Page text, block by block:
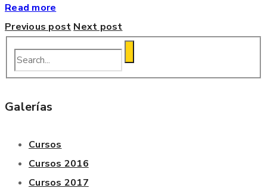
Read more
Previous post Next post
Galerías
Cursos
Cursos 2016
Cursos 2017